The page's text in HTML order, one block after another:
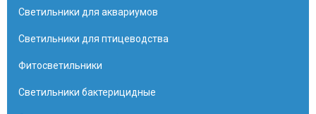
Светильники для аквариумов
Светильники для птицеводства
Фитосветильники
Светильники бактерицидные